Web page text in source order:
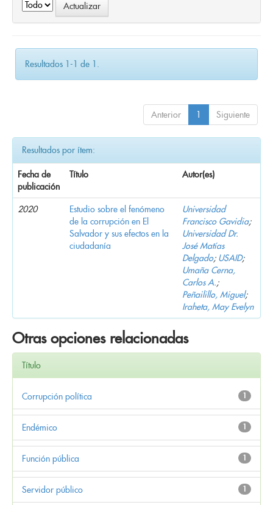
Resultados 1-1 de 1.
Anterior 1 Siguiente
Resultados por ítem:
Fecha de
publicación
Título Autor(es)
2020
Estudio sobre el fenómeno
de la corrupción en El
Salvador y sus efectos en la
ciudadanía
Universidad
Francisco Gavidia;
Universidad Dr.
José Matías
Delgado; USAID;
Umaña Cerna,
Carlos A.;
Peñailillo, Miguel;
Iraheta, May Evelyn
Otras opciones relacionadas
Título
1
Corrupción política
1
Endémico
1
Función pública
1
Servidor público